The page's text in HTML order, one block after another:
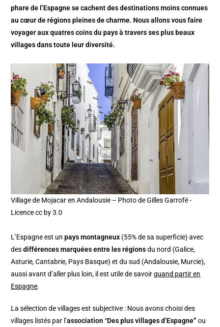
phare de l’Espagne se cachent des destinations moins connues
au cœur de régions pleines de charme. Nous allons vous faire
voyager aux quatres coins du pays à travers ses plus beaux
villages dans toute leur diversité.
Village de Mojacar en Andalousie – Photo de Gilles Garrofé -
Licence cc by 3.0
L’Espagne est unpays montagneux (55% de sa superficie) avec
desdifférences marquées entre les régionsdu nord (Galice,
Asturie, Cantabrie, Pays Basque) et du sud (Andalousie, Murcie),
aussi avant d’aller plus loin, il est utile de savoirquand partir en
Espagne.
La sélection de villages est subjective : Nous avons choisi des
villages listés par l’association “Des plus villages d’Espagne” ou